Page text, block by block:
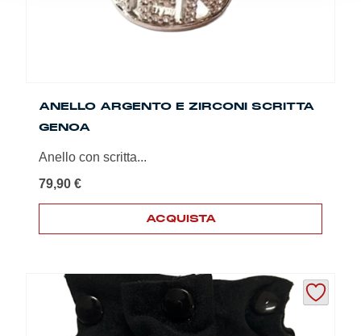
ANELLO ARGENTO E ZIRCONI SCRITTA
GENOA
Anello con scritta...
79,90 €
ACQUISTA